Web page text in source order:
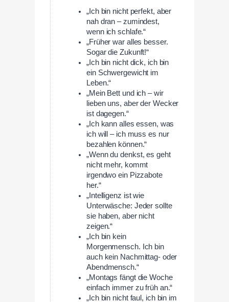
„Ich bin nicht perfekt, aber
nah dran – zumindest,
wenn ich schlafe.“
„Früher war alles besser.
Sogar die Zukunft!“
„Ich bin nicht dick, ich bin
ein Schwergewicht im
Leben.“
„Mein Bett und ich – wir
lieben uns, aber der Wecker
ist dagegen.“
„Ich kann alles essen, was
ich will – ich muss es nur
bezahlen können.“
„Wenn du denkst, es geht
nicht mehr, kommt
irgendwo ein Pizzabote
her.“
„Intelligenz ist wie
Unterwäsche: Jeder sollte
sie haben, aber nicht
zeigen.“
„Ich bin kein
Morgenmensch. Ich bin
auch kein Nachmittag- oder
Abendmensch.“
„Montags fängt die Woche
einfach immer zu früh an.“
„Ich bin nicht faul, ich bin im